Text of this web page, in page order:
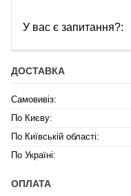
У вас є запитання?:
ДОСТАВКА
Самовивіз:
По Києву:
По Київській області:
По Україні:
ОПЛАТА